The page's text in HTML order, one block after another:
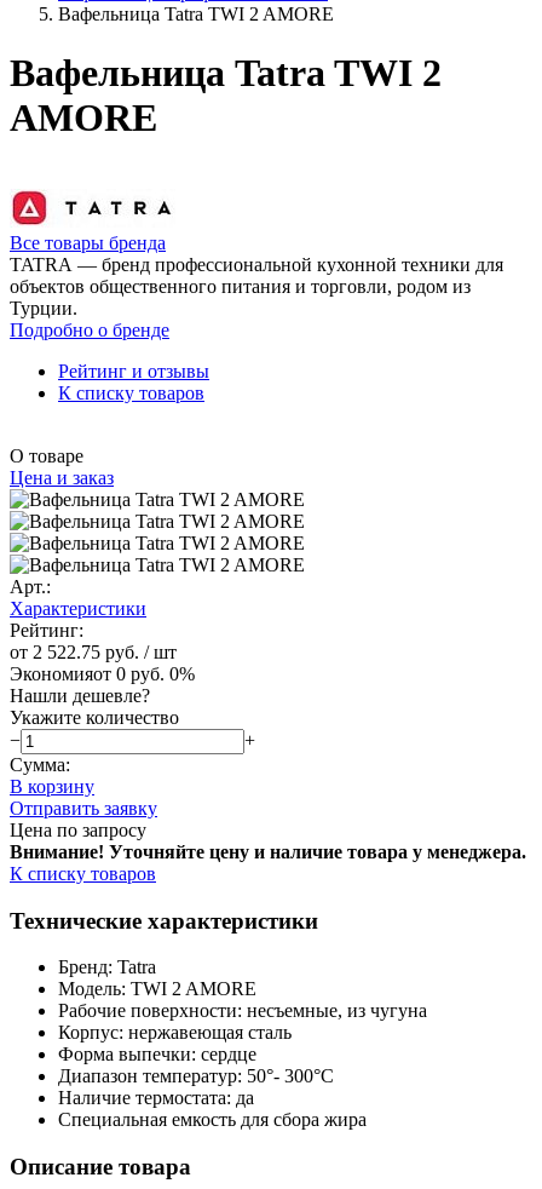
Вафельница Tatra TWI 2 AMORE
Вафельница Tatra TWI 2
AMORE
Все товары бренда
TATRA — бренд профессиональной кухонной техники для
объектов общественного питания и торговли, родом из
Турции.
Подробно о бренде
Рейтинг и отзывы
К списку товаров
О товаре
Цена и заказ
Арт.:
Характеристики
Рейтинг:
от 2 522.75 руб. / шт
Экономияот 0 руб. 0%
Нашли дешевле?
Укажите количество
−
+
Сумма:
В корзину
Отправить заявку
Цена по запросу
Внимание! Уточняйте цену и наличие товара у менеджера.
К списку товаров
Технические характеристики
Бренд: Tatra
Модель: TWI 2 AMORE
Рабочие поверхности: несъемные, из чугуна
Корпус: нержавеющая сталь
Форма выпечки: сердце
Диапазон температур: 50°- 300°C
Наличие термостата: да
Специальная емкость для сбора жира
Описание товара